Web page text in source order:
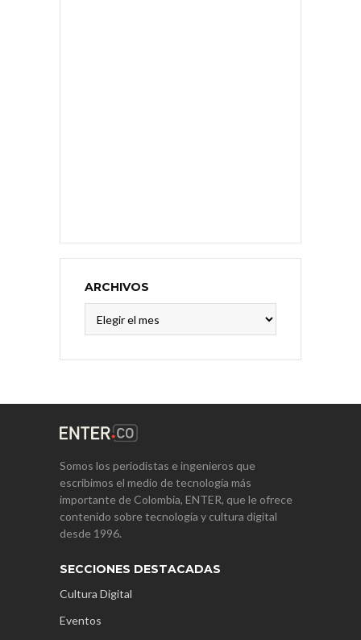
ARCHIVOS
Somos los periodistas e ingenieros que
escribimos el medio de tecnología más
importante de Colombia, ENTER, que le ofrece
contenido sobre tecnología y cultura digital
desde 1996.
SECCIONES DESTACADAS
Cultura Digital
Eventos